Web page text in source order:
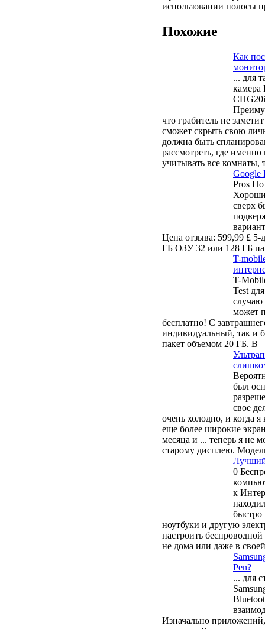
использовании полосы
Похожие
Как
... для
камера
что грабитель не
сможет скрыть свою
должна быть
рассмотреть, где
учитывать все комнаты,
Google
Pros
сверх
Цена отзыва: 599,99 £
ГБ ОЗУ 32 или 128 ГБ
T-
T-
Test
случаю
может
бесплатно! С
индивидуальный, так и
пакет объемом 20 ГБ. В
был
свое
очень холодно, и когда
еще более широкие
месяца и ... теперь я не
старому дисплею.
Лучший
0
к
быстро
ноутбуки и другую
настроить
не дома или даже в
Pen?
... для
Изначально